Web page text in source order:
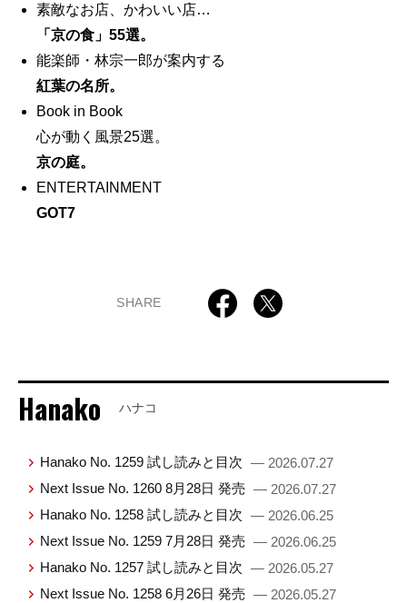
素敵なお店、かわいい店…
「京の食」55選。
能楽師・林宗一郎が案内する
紅葉の名所。
Book in Book
心が動く風景25選。
京の庭。
ENTERTAINMENT
GOT7
SHARE
Hanako ハナコ
Hanako No. 1259 試し読みと目次 — 2026.07.27
Next Issue No. 1260 8月28日 発売 — 2026.07.27
Hanako No. 1258 試し読みと目次 — 2026.06.25
Next Issue No. 1259 7月28日 発売 — 2026.06.25
Hanako No. 1257 試し読みと目次 — 2026.05.27
Next Issue No. 1258 6月26日 発売 — 2026.05.27